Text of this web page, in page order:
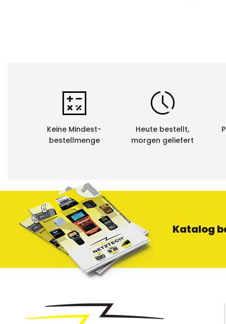
Keine Mindest-
bestellmenge
Heute bestellt,
morgen geliefert
Katalog